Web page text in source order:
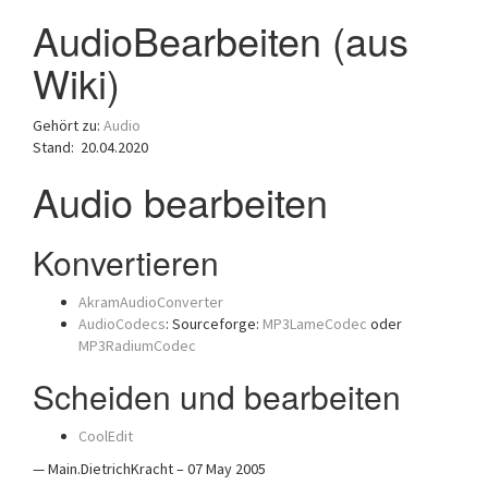
AudioBearbeiten (aus
Wiki)
Gehört zu: Audio
Stand: 20.04.2020
Audio bearbeiten
Konvertieren
AkramAudioConverter
AudioCodecs: Sourceforge: MP3LameCodec oder
MP3RadiumCodec
Scheiden und bearbeiten
CoolEdit
— Main.DietrichKracht – 07 May 2005